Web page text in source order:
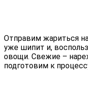
Отправим жариться
уже шипит и,
овощи. Свежие –
подготовим к